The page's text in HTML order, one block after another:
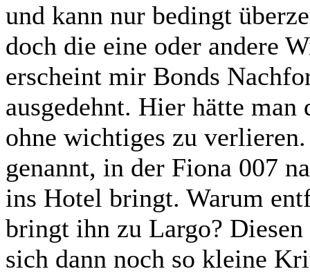
und kann nur bedingt
doch die eine oder andere
erscheint mir Bonds
ausgedehnt. Hier hätte
ohne wichtiges zu
genannt, in der Fiona 007
ins Hotel bringt. Warum
bringt ihn zu Largo? Diesen
sich dann noch so kleine